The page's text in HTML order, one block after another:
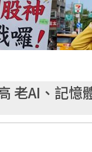
老AI、記憶